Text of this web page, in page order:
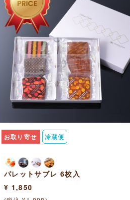
お取り寄せ 冷蔵便
パレットサブレ 6枚入
¥ 1,850